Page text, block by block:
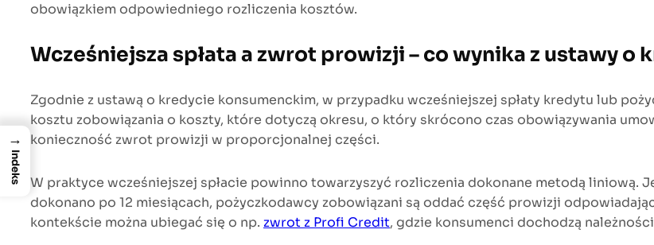
obowiązkiem odpowiedniego rozliczenia kosztów.
Wcześniejsza spłata a zwrot prowizji – co wynika z ustawy o
Zgodnie z ustawą o kredycie konsumenckim, w przypadku wcześniejszej spłaty kredytu lub
kosztu zobowiązania o koszty, które dotyczą okresu, o który skrócono czas obowiązywania
konieczność zwrot prowizji w proporcjonalnej części.
W praktyce wcześniejszej spłacie powinno towarzyszyć rozliczenia dokonane metodą liniową.
dokonano po 12 miesiącach, pożyczkodawcy zobowiązani są oddać część prowizji
kontekście można ubiegać się o np. zwrot z Profi Credit, gdzie konsumenci dochodzą
→
Indeks